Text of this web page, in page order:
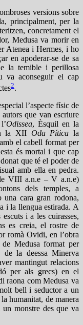
versions sobre
principalment, per la
concretament el
Medusa va morir en
Atenea i Hermes, i ho
en apoderar-se de sa
la temible i perillosa
va aconseguir el cap
2.
l’aspecte físic de
que van escriure
Odissea, Èsquil en la
la XIIOda Pítica la
el cabell format per
és mortal i que cap
que té el poder de
amb ella en pedra.
VIII a.n.e – V a.n.e)
dels temples, a
una cara gran rodona,
i la llengua estirada. A
i a les cuirasses,
es creia, el rostre de
romà Ovidi, en l’obra
Medusa format per
de la deessa Minerva
mantingut relacions
per als grecs) en el
raona com Medusa va
bell i seductor a un
humanitat, de manera
monstre des que va